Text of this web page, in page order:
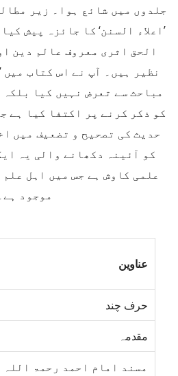
جلدوں میں شائع ہوا۔ زیر
’اعلاء السنن‘ کا جائزہ پیش
الحق اثری معروف عالم دین
نظیر ہیں۔ آپ نے اس کتاب میں
مباحث سے تعرض نہیں کیا
کو ذکر کرنے پر اکتفا کیا ہے
حدیث کی تصحیح و تضعیف میں
کو آئینہ دکھانے والی یہ
علمی کاوش ہے جس میں اہل
موجود
عناوین
حرف چند
مقدمہ
مسند امام احمد رحمۃ